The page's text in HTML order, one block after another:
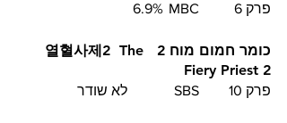
פרק 6	MBC	6.9%
כומר חמום מוח 2  열혈사제2  The
Fiery Priest 2
פרק 10	SBS		לא שודר